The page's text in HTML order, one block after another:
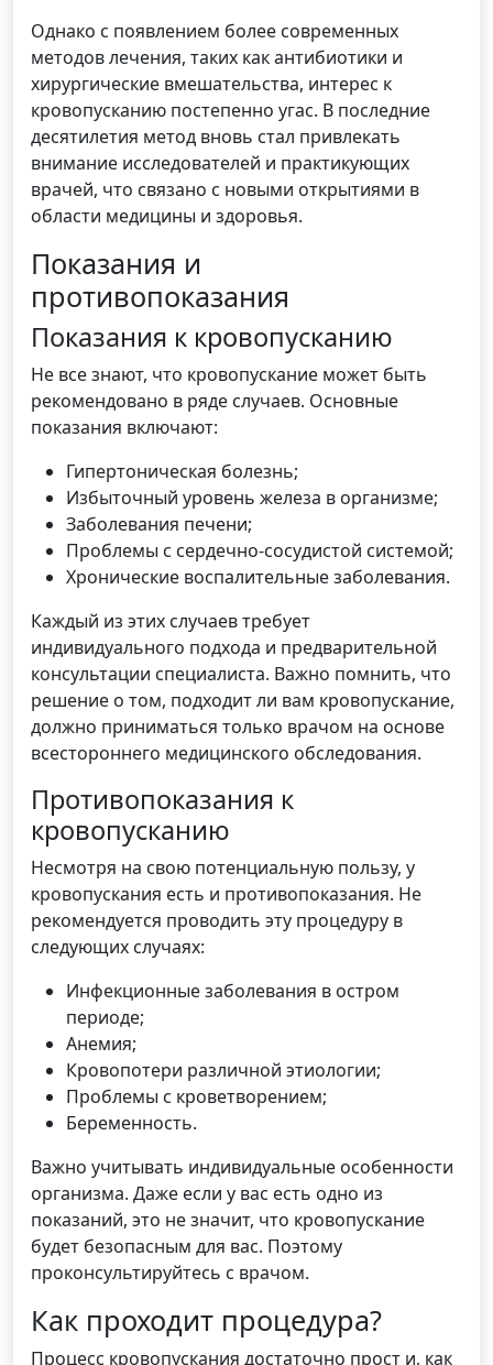
Однако с появлением более современных
методов лечения, таких как антибиотики и
хирургические вмешательства, интерес к
кровопусканию постепенно угас. В последние
десятилетия метод вновь стал привлекать
внимание исследователей и практикующих
врачей, что связано с новыми открытиями в
области медицины и здоровья.
Показания и
противопоказания
Показания к кровопусканию
Не все знают, что кровопускание может быть
рекомендовано в ряде случаев. Основные
показания включают:
Гипертоническая болезнь;
Избыточный уровень железа в организме;
Заболевания печени;
Проблемы с сердечно-сосудистой системой;
Хронические воспалительные заболевания.
Каждый из этих случаев требует
индивидуального подхода и предварительной
консультации специалиста. Важно помнить, что
решение о том, подходит ли вам кровопускание,
должно приниматься только врачом на основе
всестороннего медицинского обследования.
Противопоказания к
кровопусканию
Несмотря на свою потенциальную пользу, у
кровопускания есть и противопоказания. Не
рекомендуется проводить эту процедуру в
следующих случаях:
Инфекционные заболевания в остром
периоде;
Анемия;
Кровопотери различной этиологии;
Проблемы с кроветворением;
Беременность.
Важно учитывать индивидуальные особенности
организма. Даже если у вас есть одно из
показаний, это не значит, что кровопускание
будет безопасным для вас. Поэтому
проконсультируйтесь с врачом.
Как проходит процедура?
Процесс кровопускания достаточно прост и, как